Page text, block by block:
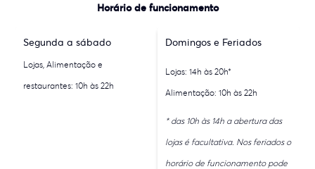
Horário de funcionamento
Segunda a sábado
Lojas, Alimentação e
restaurantes: 10h às 22h
Domingos e Feriados
Lojas: 14h às 20h*
Alimentação: 10h às 22h
* das 10h às 14h a abertura das
lojas é facultativa. Nos feriados o
horário de funcionamento pode